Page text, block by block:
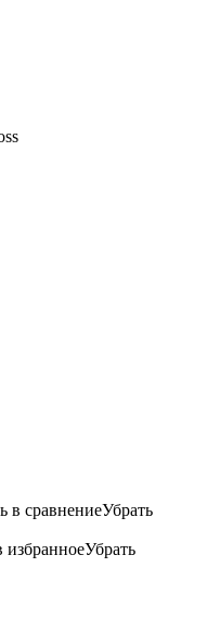
в сравнениеУбрать
избранноеУбрать